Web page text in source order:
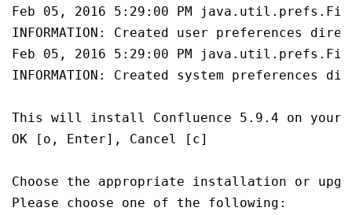
Feb 05, 2016 5:29:00 PM
INFORMATION: Created user preferences
Feb 05, 2016 5:29:00 PM
INFORMATION: Created system preferences
This will install Confluence 5.9.4 on your
OK [o, Enter], Cancel [c]
Choose the appropriate installation or
Please choose one of the following: